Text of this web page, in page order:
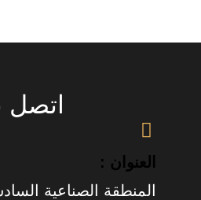
اتصل
العنوان :
المنطقة الصناعية